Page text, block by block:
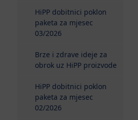
HiPP dobitnici poklon
paketa za mjesec
03/2026
Brze i zdrave ideje za
obrok uz HiPP proizvode
HiPP dobitnici poklon
paketa za mjesec
02/2026